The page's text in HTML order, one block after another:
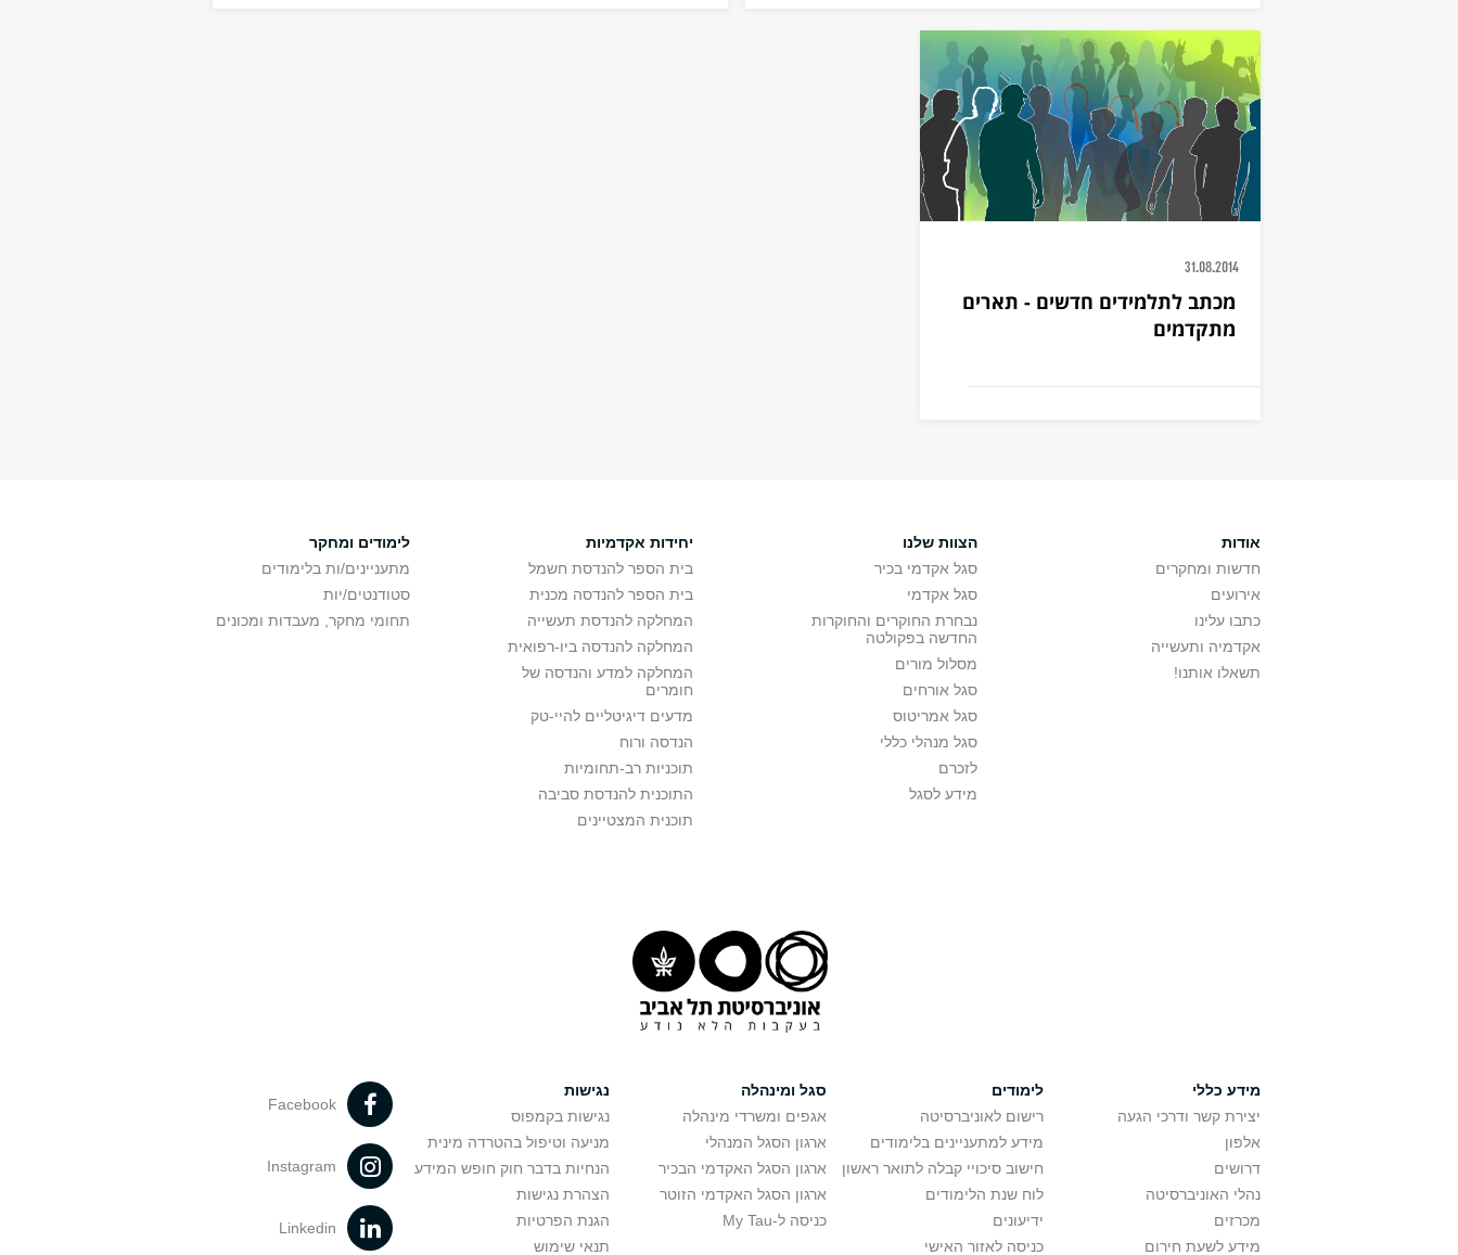
31.08.2014
מכתב לתלמידים חדשים - תארים
מתקדמים
אודות
חדשות ומחקרים
אירועים
כתבו עלינו
אקדמיה ותעשייה
תשאלו אותנו!
הצוות שלנו
סגל אקדמי בכיר
סגל אקדמי
נבחרת החוקרים והחוקרות
החדשה בפקולטה
מסלול מורים
סגל אורחים
סגל אמריטוס
סגל מנהלי כללי
לזכרם
מידע לסגל
יחידות אקדמיות
בית הספר להנדסת חשמל
בית הספר להנדסה מכנית
המחלקה להנדסת תעשייה
המחלקה להנדסה ביו-רפואית
המחלקה למדע והנדסה של
חומרים
מדעים דיגיטליים להיי-טק
הנדסה ורוח
תוכניות רב-תחומיות
התוכנית להנדסת סביבה
תוכנית המצטיינים
לימודים ומחקר
מתעניינים/ות בלימודים
סטודנטים/יות
תחומי מחקר, מעבדות ומכונים
מידע כללי
יצירת קשר ודרכי הגעה
אלפון
דרושים
נהלי האוניברסיטה
מכרזים
מידע לשעת חירום
לימודים
רישום לאוניברסיטה
מידע למתעניינים בלימודים
חישוב סיכויי קבלה לתואר ראשון
לוח שנת הלימודים
ידיעונים
כניסה לאזור האישי
סגל ומינהלה
אגפים ומשרדי מינהלה
ארגון הסגל המנהלי
ארגון הסגל האקדמי הבכיר
ארגון הסגל האקדמי הזוטר
כניסה ל-My Tau
נגישות
נגישות בקמפוס
מניעה וטיפול בהטרדה מינית
הנחיות בדבר חוק חופש המידע
הצהרת נגישות
הגנת הפרטיות
תנאי שימוש
Facebook
Instagram
Linkedin